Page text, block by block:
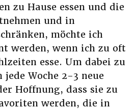
zu Hause essen und die
und in
möchte ich
werden, wenn ich zu oft
esse. Um dabei zu
Woche 2-3 neue
Hoffnung, dass sie zu
werden, die in